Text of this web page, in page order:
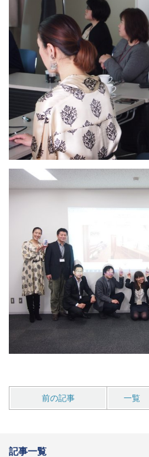
前の記事 一覧
記事一覧